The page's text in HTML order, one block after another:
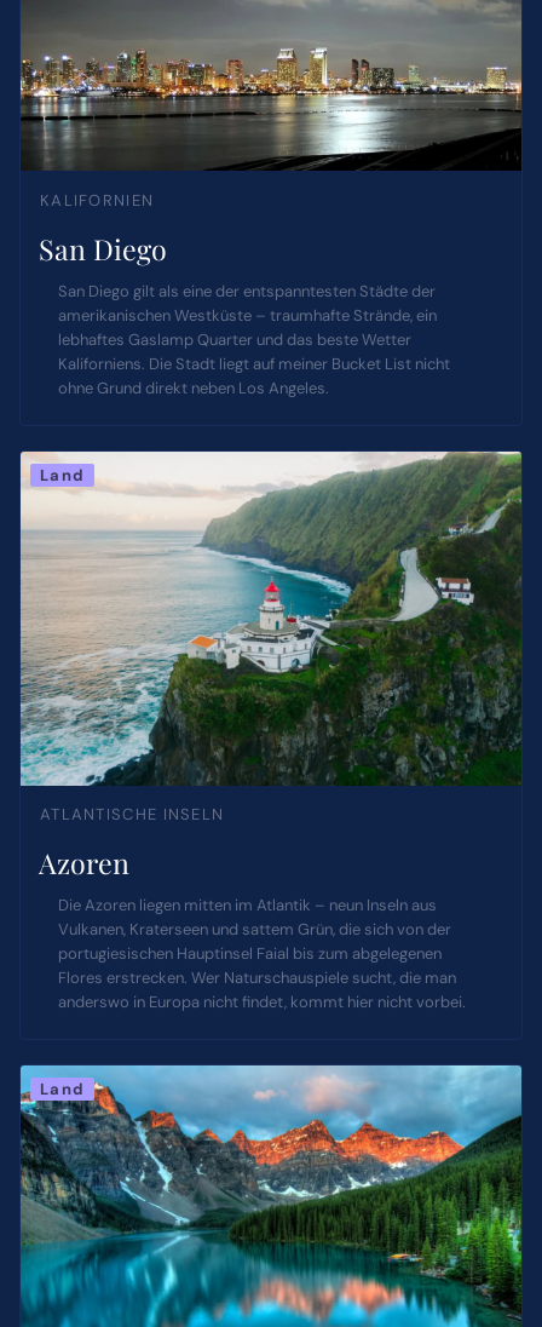
KALIFORNIEN
San Diego
San Diego gilt als eine der entspanntesten Städte der
amerikanischen Westküste – traumhafte Strände, ein
lebhaftes Gaslamp Quarter und das beste Wetter
Kaliforniens. Die Stadt liegt auf meiner Bucket List nicht
ohne Grund direkt neben Los Angeles.
Land
ATLANTISCHE INSELN
Azoren
Die Azoren liegen mitten im Atlantik – neun Inseln aus
Vulkanen, Kraterseen und sattem Grün, die sich von der
portugiesischen Hauptinsel Faial bis zum abgelegenen
Flores erstrecken. Wer Naturschauspiele sucht, die man
anderswo in Europa nicht findet, kommt hier nicht vorbei.
Land